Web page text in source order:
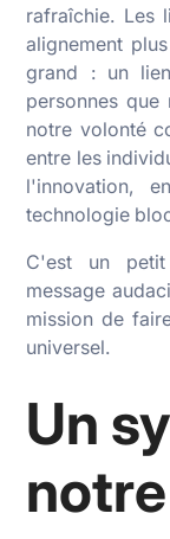
rafraîchie. Les
alignement
grand : un
personnes
notre volonté
entre les
l'innovation,
technologie
C'est un
message
mission de
universel.
Un